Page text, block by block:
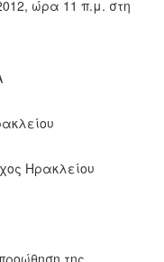
ώρα 11 π.μ. στη
Ηρακλείου
της